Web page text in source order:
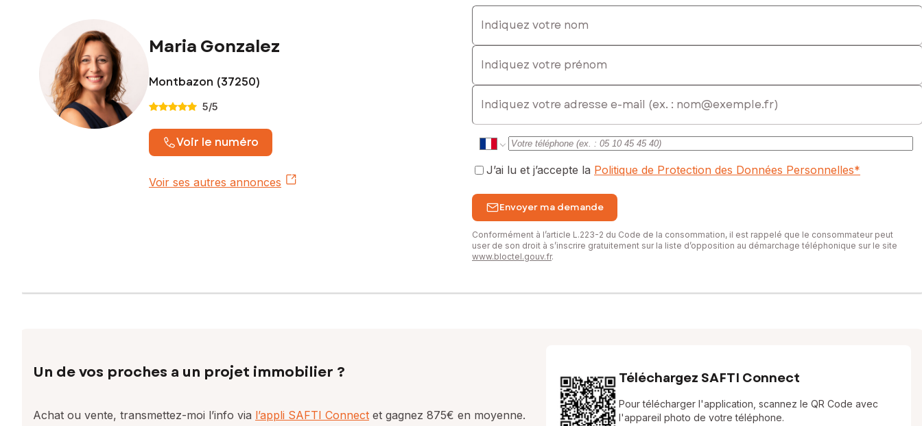
Prix de vente : 80 000 €
Honoraires charge vendeur
Contactez votre conseiller SAFTI : Maria GONZALEZ, Tél. : 06 17 87 93 52, E-mail : maria.gonzalez@safti.fr - EI - Agent commercial immatriculé au RSAC de TOURS sous le numéro 843 547 381
Maria Gonzalez
Montbazon (37250)
5/5
Voir le numéro
Voir ses autres annonces
Indiquez votre nom
Indiquez votre prénom
E-mail
J’ai lu et j’accepte la Politique de Protection des Données Personnelles*
Envoyer ma demande
Conformément à l’article L.223-2 du Code de la consommation, il est rappelé que le consommateur peut
user de son droit à s’inscrire gratuitement sur la liste d’opposition au démarchage téléphonique sur le site
www.bloctel.gouv.fr.
Un de vos proches a un projet immobilier ?
Achat ou vente, transmettez-moi l’info via l’appli SAFTI Connect et gagnez 875€ en moyenne.
Téléchargez SAFTI Connect
Pour télécharger l'application, scannez le QR Code avec
l'appareil photo de votre téléphone.